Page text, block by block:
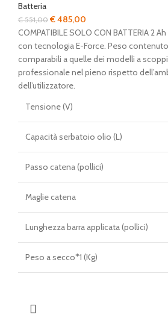
Batteria
€551,00Il
prezzo
originale
era:
€ 551,00.
€485,00
prezzo
attuale
è:
€ 485,00.
COMPATIBILE SOLO CON BATTERIA 2
con tecnologia E-Force. Peso
comparabili a quelle dei modelli a
professionale nel pieno rispetto
dell’utilizzatore.
Tensione (V)
Capacità serbatoio olio (L)
Passo catena (pollici)
Maglie catena
Lunghezza barra applicata (pollici)
Peso a secco*1 (Kg)